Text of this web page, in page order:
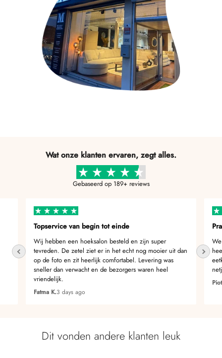
Wat onze klanten ervaren, zegt alles.
Gebaseerd op 189+ reviews
Topservice van begin tot einde
Wij hebben een hoeksalon besteld en zijn super
tevreden. De zetel ziet er in het echt nog mooier uit dan
op de foto en zit heerlijk comfortabel. Levering was
sneller dan verwacht en de bezorgers waren heel
vriendelijk.
Fatma K.3 days ago
Dit vonden andere klanten leuk